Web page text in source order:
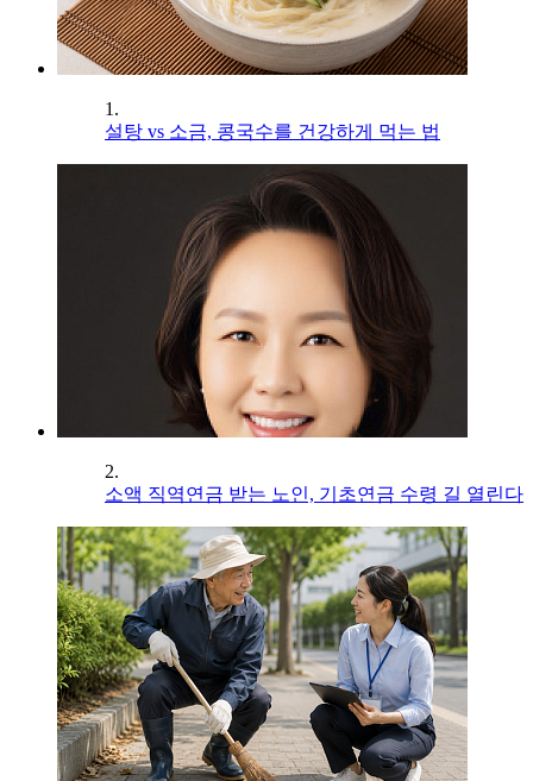
1.
설탕 vs 소금, 콩국수를 건강하게 먹는 법
2.
소액 직역연금 받는 노인, 기초연금 수령 길 열린다